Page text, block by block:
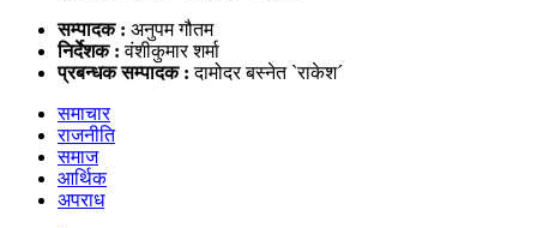
सम्पादक : अनुपम गौतम
निर्देशक :वंशीकुमार शर्मा
प्रबन्धक सम्पादक :दामोदर बस्नेत `राकेश´
समाचार
राजनीति
समाज
आर्थिक
अपराध